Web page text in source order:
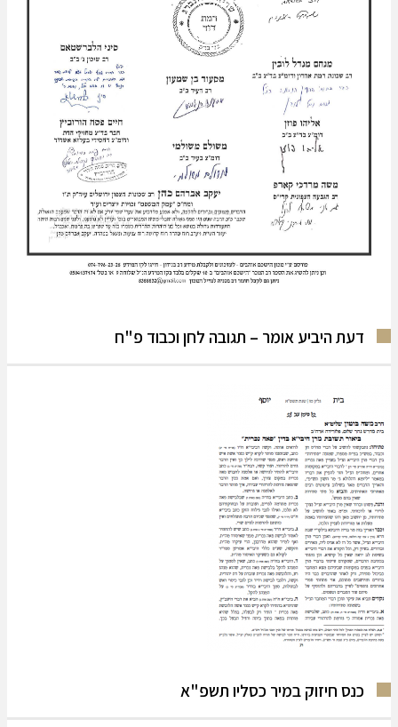
דעת היביע אומר – תגובה לחן וכבוד פ"ח
כנס חיזוק במיר כסליו תשפ"א